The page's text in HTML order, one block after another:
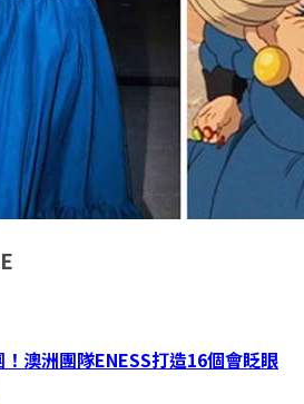
澳洲團隊ENESS打造16個會眨眼